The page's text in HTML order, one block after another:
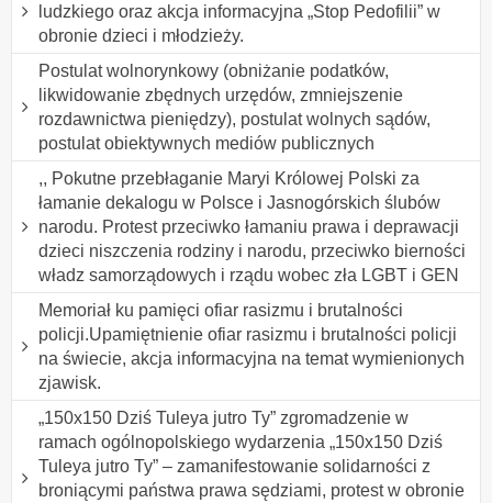
ludzkiego oraz akcja informacyjna „Stop Pedofilii” w
obronie dzieci i młodzieży.
Postulat wolnorynkowy (obniżanie podatków,
likwidowanie zbędnych urzędów, zmniejszenie
rozdawnictwa pieniędzy), postulat wolnych sądów,
postulat obiektywnych mediów publicznych
,, Pokutne przebłaganie Maryi Królowej Polski za
łamanie dekalogu w Polsce i Jasnogórskich ślubów
narodu. Protest przeciwko łamaniu prawa i deprawacji
dzieci niszczenia rodziny i narodu, przeciwko bierności
władz samorządowych i rządu wobec zła LGBT i GEN
Memoriał ku pamięci ofiar rasizmu i brutalności
policji.Upamiętnienie ofiar rasizmu i brutalności policji
na świecie, akcja informacyjna na temat wymienionych
zjawisk.
„150x150 Dziś Tuleya jutro Ty” zgromadzenie w
ramach ogólnopolskiego wydarzenia „150x150 Dziś
Tuleya jutro Ty” – zamanifestowanie solidarności z
broniącymi państwa prawa sędziami, protest w obronie